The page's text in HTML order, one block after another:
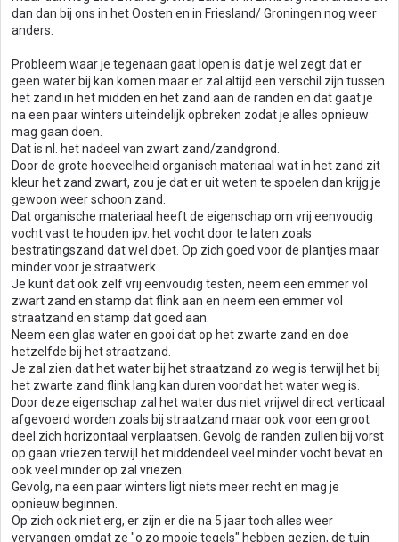
:
dan dan bij ons in het Oosten en in Friesland/ Groningen nog weer
anders.
Probleem waar je tegenaan gaat lopen is dat je wel zegt dat er
geen water bij kan komen maar er zal altijd een verschil zijn tussen
het zand in het midden en het zand aan de randen en dat gaat je
na een paar winters uiteindelijk opbreken zodat je alles opnieuw
mag gaan doen.
Dat is nl. het nadeel van zwart zand/zandgrond.
Door de grote hoeveelheid organisch materiaal wat in het zand zit
kleur het zand zwart, zou je dat er uit weten te spoelen dan krijg je
gewoon weer schoon zand.
Dat organische materiaal heeft de eigenschap om vrij eenvoudig
vocht vast te houden ipv. het vocht door te laten zoals
bestratingszand dat wel doet. Op zich goed voor de plantjes maar
minder voor je straatwerk.
Je kunt dat ook zelf vrij eenvoudig testen, neem een emmer vol
zwart zand en stamp dat flink aan en neem een emmer vol
straatzand en stamp dat goed aan.
Neem een glas water en gooi dat op het zwarte zand en doe
hetzelfde bij het straatzand.
Je zal zien dat het water bij het straatzand zo weg is terwijl het bij
het zwarte zand flink lang kan duren voordat het water weg is.
Door deze eigenschap zal het water dus niet vrijwel direct verticaal
afgevoerd worden zoals bij straatzand maar ook voor een groot
deel zich horizontaal verplaatsen. Gevolg de randen zullen bij vorst
op gaan vriezen terwijl het middendeel veel minder vocht bevat en
ook veel minder op zal vriezen.
Gevolg, na een paar winters ligt niets meer recht en mag je
opnieuw beginnen.
Op zich ook niet erg, er zijn er die na 5 jaar toch alles weer
vervangen omdat ze "o zo mooie tegels" hebben gezien, de tuin